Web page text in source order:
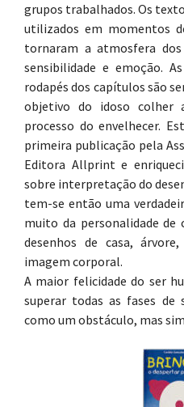
grupos trabalhados. Os
utilizados em momentos
tornaram a atmosfera
sensibilidade e emoção.
rodapés dos capítulos são
objetivo do idoso colher
processo do envelhecer.
primeira publicação pela
Editora Allprint e
sobre interpretação do
tem-se então uma
muito da personalidade de
desenhos de casa,
imagem corporal.
A maior felicidade do ser
superar todas as fases de
como um obstáculo, mas